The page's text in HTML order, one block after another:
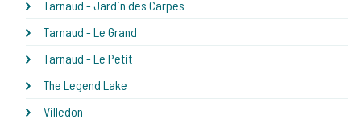
Tarnaud - Jardin des Carpes
Tarnaud - Le Grand
Tarnaud - Le Petit
The Legend Lake
Villedon